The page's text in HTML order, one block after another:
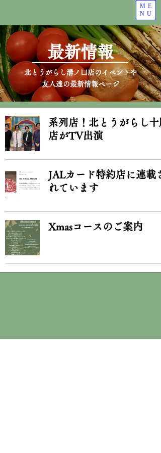
ME
NU
​​北とうがらし溝ノ口店のイベントや
友人達の最新情報ページ
​最新情報
系列店！北とうがらし十
店がTV出演
JALカード特約店に連載さ
れています
Xmasコースのご案内